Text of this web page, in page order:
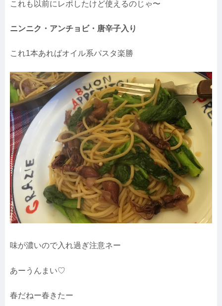
これも以前にレポしたけど使えるのじゃ〜
ニンニク・アンチョビ・唐辛子入り
これ1本あればオイル系パスタ楽勝
味が濃いので入れ過ぎ注意ネー
あーうんまい♡
春だねー春きたー